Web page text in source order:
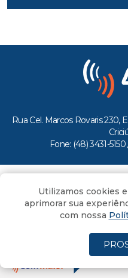
Rua Cel. Marcos Rovaris 230,
Fone: (48) 3431-5150
Todos os direitos
Utilizamos cookies
aprimorar sua
com nossa